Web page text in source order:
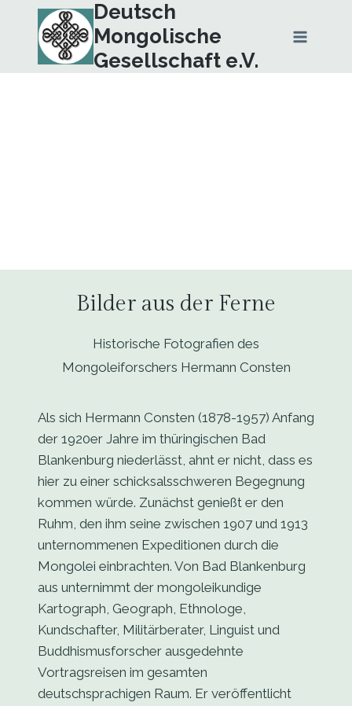
springen
Deutsch
Mongolische
Gesellschaft e.V.
Bilder aus der Ferne
Historische Fotografien des
Mongoleiforschers Hermann Consten
Als sich Hermann Consten (1878-1957) Anfang
der 1920er Jahre im thüringischen Bad
Blankenburg niederlässt, ahnt er nicht, dass es
hier zu einer schicksalsschweren Begegnung
kommen würde. Zunächst genießt er den
Ruhm, den ihm seine zwischen 1907 und 1913
unternommenen Expeditionen durch die
Mongolei einbrachten. Von Bad Blankenburg
aus unternimmt der mongoleikundige
Kartograph, Geograph, Ethnologe,
Kundschafter, Militärberater, Linguist und
Buddhismusforscher ausgedehnte
Vortragsreisen im gesamten
deutschsprachigen Raum. Er veröffentlicht